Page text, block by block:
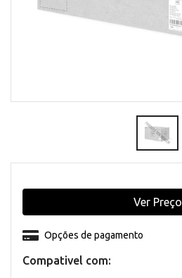
Compativel com:
Opções de pagamento
Ver Preço